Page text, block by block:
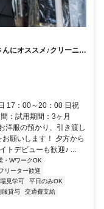
にオススメ♪クリーニン
17：00～20：00 日祝
：試用期間：3ヶ月
洋服の預かり、引き渡し
願いします！ 夕方から
トデビューも歓迎♪ ...
・WワークOK
リーター歓迎
見学可
平日のみOK
服貸与
交通費支給